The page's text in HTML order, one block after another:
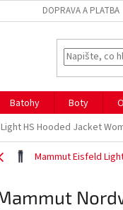
DOPRAVA A PLATBA
Batohy Boty
HS Hooded Jacket
Mammut Eisfeld